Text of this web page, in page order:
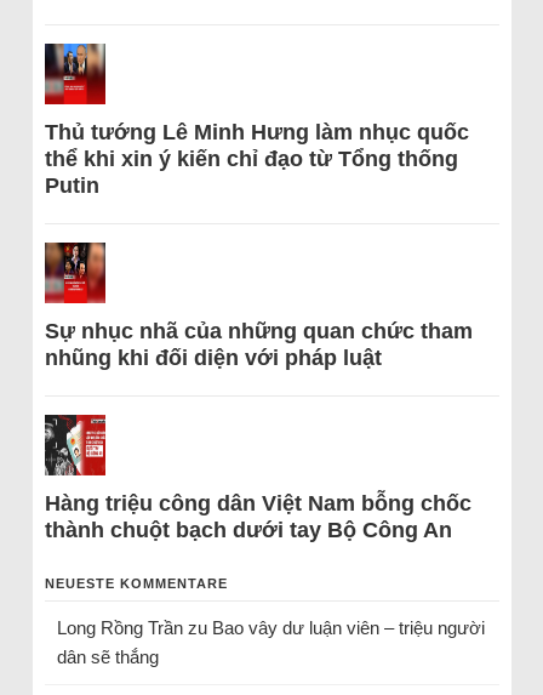
Thủ tướng Lê Minh Hưng làm nhục quốc
thể khi xin ý kiến chỉ đạo từ Tổng thống
Putin
Sự nhục nhã của những quan chức tham
nhũng khi đối diện với pháp luật
Hàng triệu công dân Việt Nam bỗng chốc
thành chuột bạch dưới tay Bộ Công An
NEUESTE KOMMENTARE
Long Rồng Trầnzu Bao vây dư luận viên – triệu người
dân sẽ thắng